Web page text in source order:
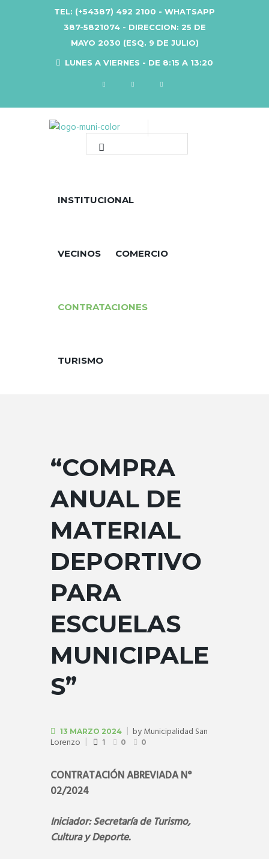
TEL: (+54387) 492 2100 - WHATSAPP
387-5821074 - DIRECCION: 25 DE
MAYO 2030 (ESQ. 9 DE JULIO)
LUNES A VIERNES - DE 8:15 A 13:20
INSTITUCIONAL
VECINOS COMERCIO
CONTRATACIONES
TURISMO
“COMPRA
ANUAL DE
MATERIAL
DEPORTIVO
PARA
ESCUELAS
MUNICIPALE
S”
13 MARZO 2024 byMunicipalidad San
Lorenzo 1 0 0
CONTRATACIÓN ABREVIADAN°
02/2024
Iniciador: Secretaría de Turismo,
Cultura y Deporte.